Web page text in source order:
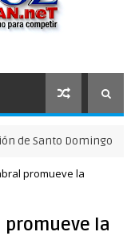
Domingo
promueve la
promueve la